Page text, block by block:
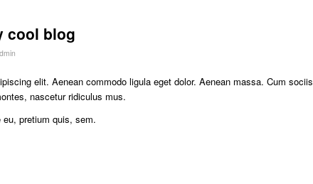
cool blog
elit. Aenean commodo ligula eget dolor. Aenean massa. Cum sociis
nascetur ridiculus mus.
pretium quis, sem.